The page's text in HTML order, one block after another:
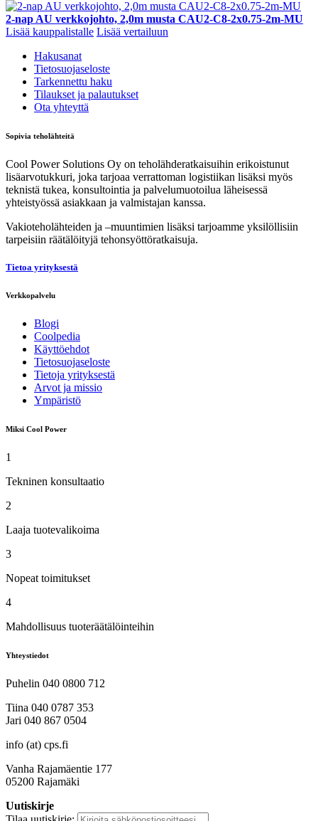
2-nap AU verkkojohto, 2,0m musta CAU2-C8-2x0.75-2m-MU
Lisää kauppalistalle Lisää vertailuun
Hakusanat
Tietosuojaseloste
Tarkennettu haku
Tilaukset ja palautukset
Ota yhteyttä
Sopivia teholähteitä
Cool Power Solutions Oy on teholähderatkaisuihin erikoistunut
lisäarvotukkuri, joka tarjoaa verrattoman logistiikan lisäksi myös
teknistä tukea, konsultointia ja palvelumuotoilua läheisessä
yhteistyössä asiakkaan ja valmistajan kanssa.
Vakioteholähteiden ja –muuntimien lisäksi tarjoamme yksilöllisiin
tarpeisiin räätälöityjä tehonsyöttöratkaisuja.
Tietoa yrityksestä
Verkkopalvelu
Blogi
Coolpedia
Käyttöehdot
Tietosuojaseloste
Tietoja yrityksestä
Arvot ja missio
Ympäristö
Miksi Cool Power
1
Tekninen konsultaatio
2
Laaja tuotevalikoima
3
Nopeat toimitukset
4
Mahdollisuus tuoteräätälöinteihin
Yhteystiedot
Puhelin 040 0800 712
Tiina 040 0787 353
Jari 040 867 0504
info (at) cps.fi
Vanha Rajamäentie 177
05200 Rajamäki
Uutiskirje